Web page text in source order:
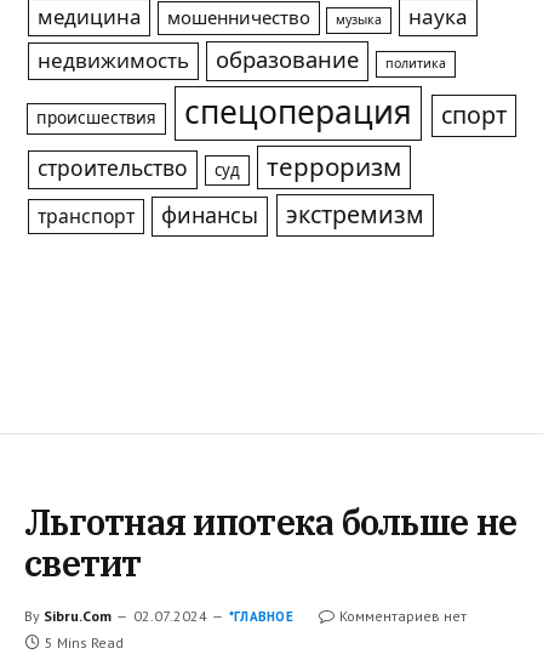
медицина
мошенничество музыка
наука
недвижимость
образование политика
происшествия спецоперация спорт
строительство суд терроризм
транспорт финансы экстремизм
Льготная ипотека больше не
светит
By Sibru.Com 02.07.2024 *ГЛАВНОЕ
Комментариев нет
5 Mins Read